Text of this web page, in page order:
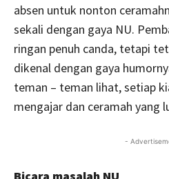
absen untuk nonton
sekali dengan gaya NU.
ringan penuh canda, tetapi
dikenal dengan gaya
teman – teman lihat, setiap
mengajar dan ceramah yang
-